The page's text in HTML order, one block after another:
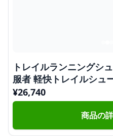
トレイルランニングシ
服者 軽快トレイルシュ
¥26,740
商品の